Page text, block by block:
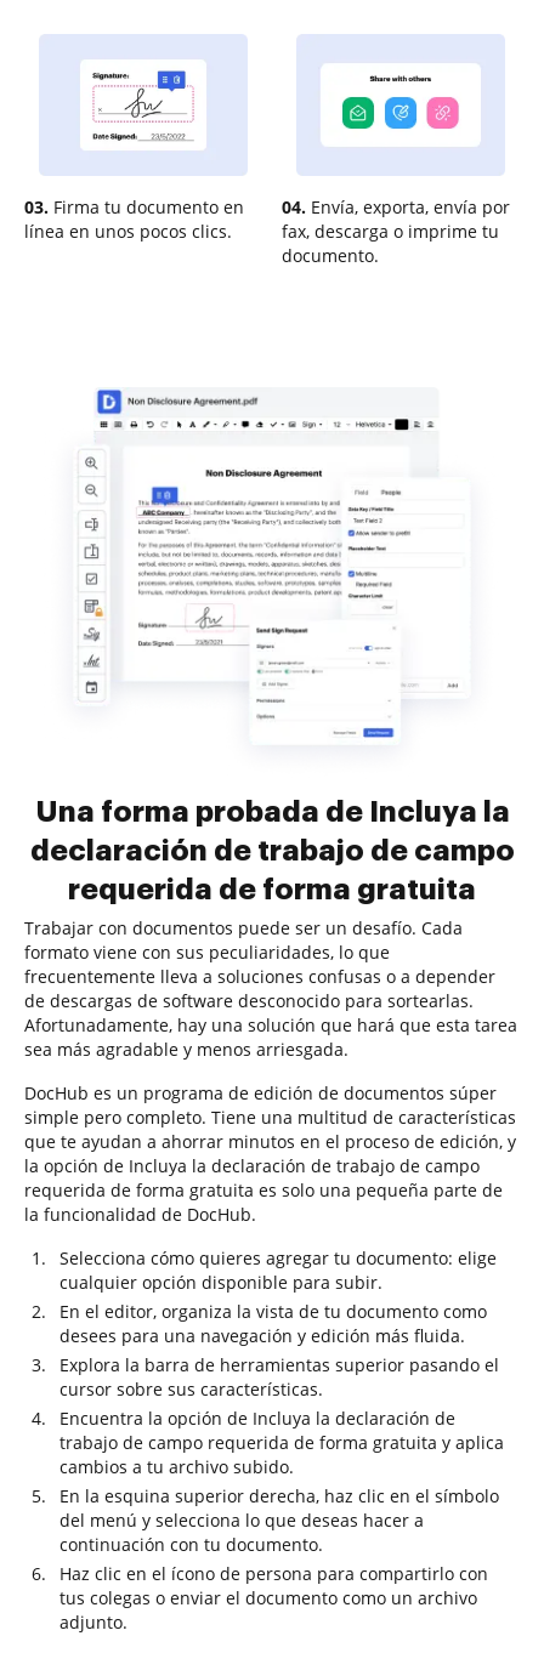
03. Firma tu documento en
línea en unos pocos clics.
04. Envía, exporta, envía por
fax, descarga o imprime tu
documento.
Una forma probada de Incluya la
declaración de trabajo de campo
requerida de forma gratuita
Trabajar con documentos puede ser un desafío. Cada
formato viene con sus peculiaridades, lo que
frecuentemente lleva a soluciones confusas o a depender
de descargas de software desconocido para sortearlas.
Afortunadamente, hay una solución que hará que esta tarea
sea más agradable y menos arriesgada.
DocHub es un programa de edición de documentos súper
simple pero completo. Tiene una multitud de características
que te ayudan a ahorrar minutos en el proceso de edición, y
la opción de Incluya la declaración de trabajo de campo
requerida de forma gratuita es solo una pequeña parte de
la funcionalidad de DocHub.
Selecciona cómo quieres agregar tu documento: elige
cualquier opción disponible para subir.
En el editor, organiza la vista de tu documento como
desees para una navegación y edición más fluida.
Explora la barra de herramientas superior pasando el
cursor sobre sus características.
Encuentra la opción de Incluya la declaración de
trabajo de campo requerida de forma gratuita y aplica
cambios a tu archivo subido.
En la esquina superior derecha, haz clic en el símbolo
del menú y selecciona lo que deseas hacer a
continuación con tu documento.
Haz clic en el ícono de persona para compartirlo con
tus colegas o enviar el documento como un archivo
adjunto.